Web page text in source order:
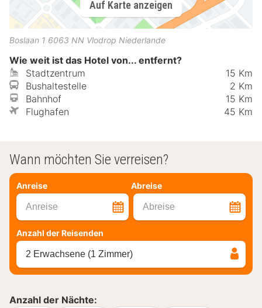
Auf Karte anzeigen
Boslaan 1 6063 NN Vlodrop Niederlande
Wie weit ist das Hotel von... entfernt?
Stadtzentrum
15 Km
Bushaltestelle
2 Km
Bahnhof
15 Km
Flughafen
45 Km
Wann möchten Sie verreisen?
Anreise Abreise
Anreise Abreise
Anzahl der Reisenden
2 Erwachsene (1 Zimmer)
Anzahl der Nächte: